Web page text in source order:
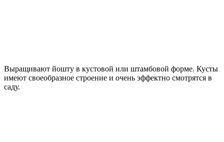
Выращивают йошту в кустовой или штамбовой форме. Кусты
имеют своеобразное строение и очень эффектно смотрятся в
саду.